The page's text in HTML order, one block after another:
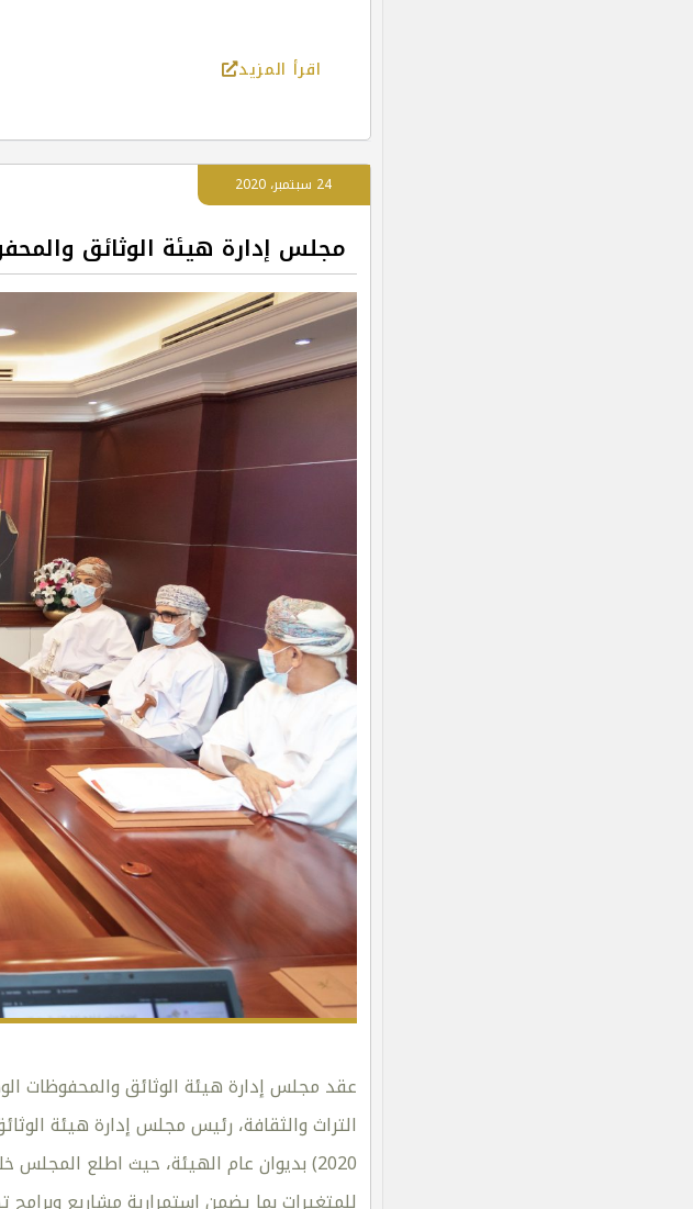
اقرأ المزيد
24 سبتمبر، 2020
مجلس إدارة هيئة الوثائق
2020) بديوان عام الهيئة، حيث اطلع
للمتغيرات بما يضمن استمرارية مشاريع